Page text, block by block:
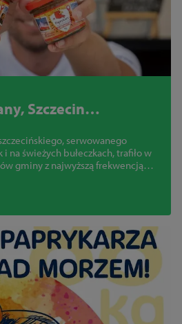
Szczecin
serwowanego
i na świeżych bułeczkach, trafiło w
gminy z najwyższą frekwencją